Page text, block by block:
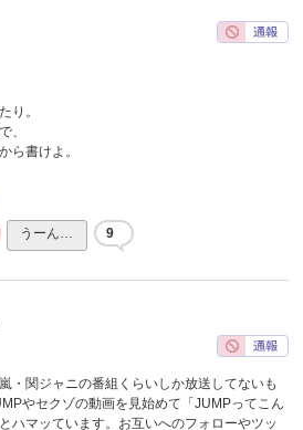
り。
、
ら書けよ。
うーん… 9
・関ジャニの番組くらいしか放送してないも
やセクゾの動画を見始めて「JUMPってこん
ハマッています。お互いへのフォローやツッ